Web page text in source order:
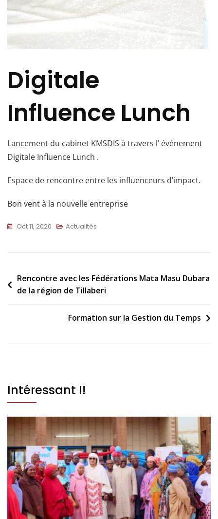
Digitale
Influence Lunch
Lancement du cabinet KMSDIS à travers l’ événement
Digitale Influence Lunch .
Espace de rencontre entre les influenceurs d’impact.
Bon vent à la nouvelle entreprise
Oct 11, 2020 Actualités
Rencontre avec les Fédérations Mata Masu Dubara
de la région de Tillaberi
Formation sur la Gestion du Temps
Intéressant !!